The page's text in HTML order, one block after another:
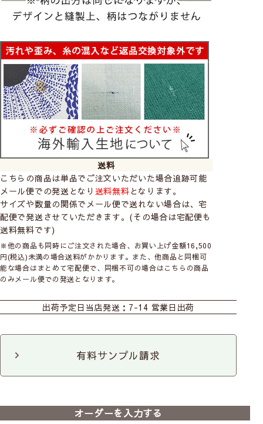
送料
こちらの商品は単品でご注文いただいた場合追跡可能
メール便での発送となり 送料無料となります。
サイズや数量の関係でメール便で送れない場合は、宅
配便で発送させていただきます。(その場合は宅配便も
送料無料です)
※他の商品も同時にご注文された場合、お買い上げ金額16,500
円(税込)未満の場合送料がかかります。また、他商品と同梱可
能な場合はまとめて宅配便で、同梱不可の場合はこちらの商品
のみメール便での発送となります。
シェード幕体 ロールスクリーン カフェ
のれん 既製のれん マルチクロス
ファブリックパネル クッションカバー
出荷予定日 当店発送：7-14 営業日出荷
有料サンプル請求
オーダーを入力する